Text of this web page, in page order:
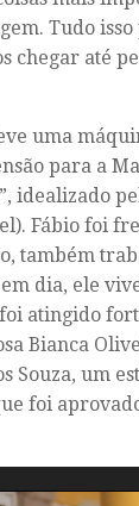
Tudo isso
chegar até
uma
para a
idealizado
Fábio foi
também
dia, ele
atingido
Bianca
Souza, um
foi